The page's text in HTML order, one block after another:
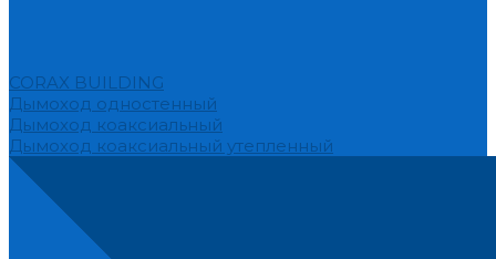
CORAX BUILDING
Дымоход одностенный
Дымоход коаксиальный
Дымоход коаксиальный утепленный